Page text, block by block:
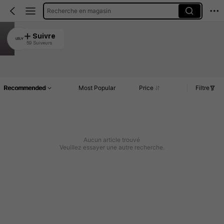
Recherche en magasin
LELV
4.33
Suivre
59 Suiveurs
Recommended Most Popular Price Filtre
Aucun article trouvé
Veuillez essayer une autre recherche.